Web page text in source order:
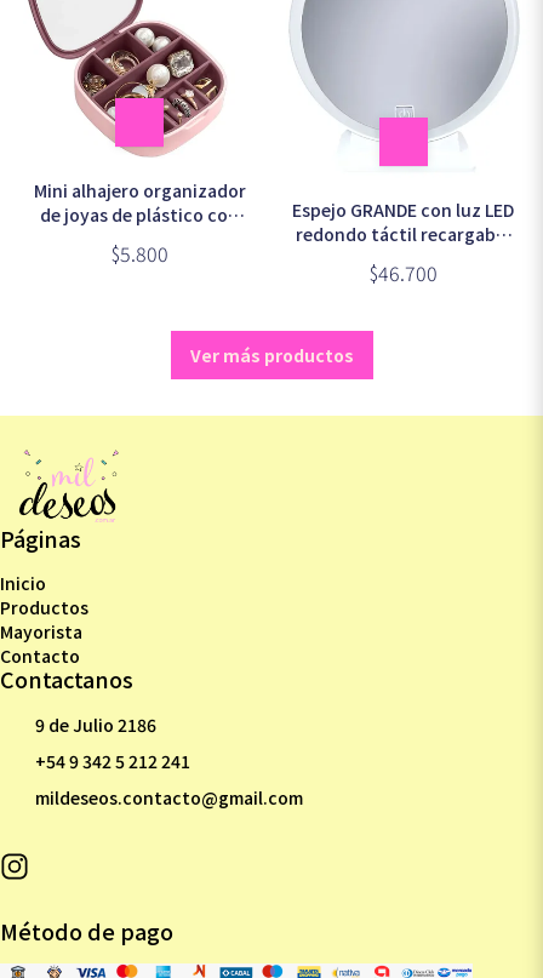
Mini alhajero organizador
de joyas de plástico con
separadores y espejo 10cm
(LD-988)
$5.800
Espejo GRANDE con luz LED
redondo táctil recargable
$46.700
Ver más productos
Páginas
Inicio
Productos
Mayorista
Contacto
Contactanos
9 de Julio 2186
+54 9 342 5 212 241
mildeseos.contacto@gmail.com
Método de pago